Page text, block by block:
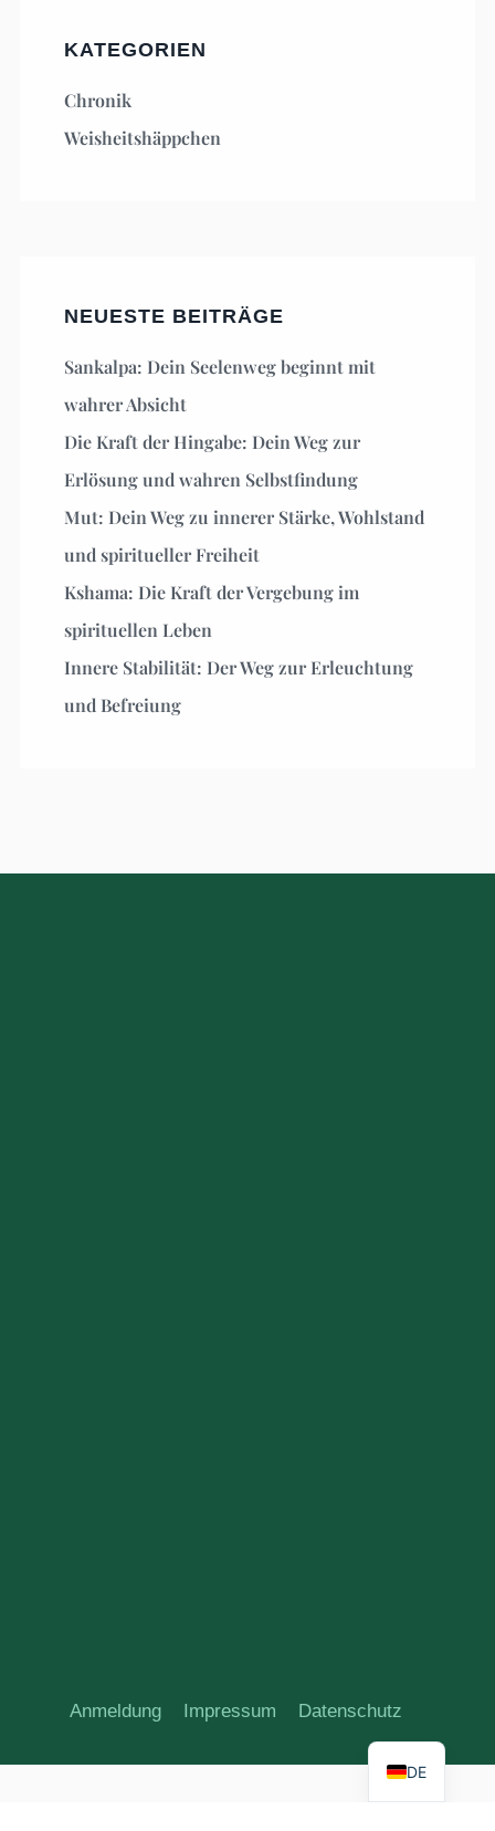
KATEGORIEN
Chronik
Weisheitshäppchen
NEUESTE BEITRÄGE
Sankalpa: Dein Seelenweg beginnt mit
wahrer Absicht
Die Kraft der Hingabe: Dein Weg zur
Erlösung und wahren Selbstfindung
Mut: Dein Weg zu innerer Stärke, Wohlstand
und spiritueller Freiheit
Kshama: Die Kraft der Vergebung im
spirituellen Leben
Innere Stabilität: Der Weg zur Erleuchtung
und Befreiung
Anmeldung Impressum Datenschutz
DE